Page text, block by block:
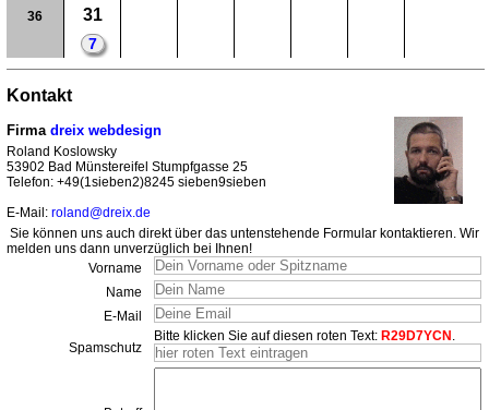
36 31
7
Kontakt
Firma dreix webdesign
Roland Koslowsky
53902 Bad Münstereifel Stumpfgasse 25
Telefon: +49(1sieben2)8245 sieben9sieben
E-Mail: roland@dreix.de
Sie können uns auch direkt über das untenstehende Formular kontaktieren. Wir
melden uns dann unverzüglich bei Ihnen!
Vorname
Name
E-Mail
Spamschutz
Bitte klicken Sie auf diesen roten Text: R29D7YCN .